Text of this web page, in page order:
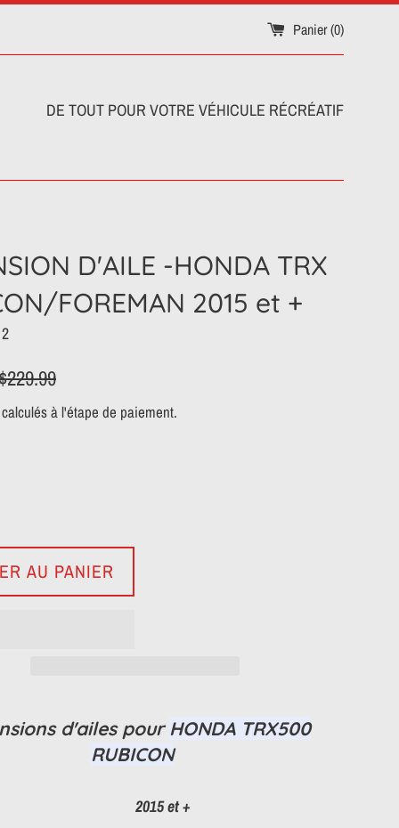
Panier (0)
DE TOUT POUR VOTRE VÉHICULE RÉCRÉATIF
D'AILE -HONDA TRX
FOREMAN 2015 et +
à l'étape de paiement.
AU PANIER
d'ailes pourHONDA TRX500
RUBICON
et +